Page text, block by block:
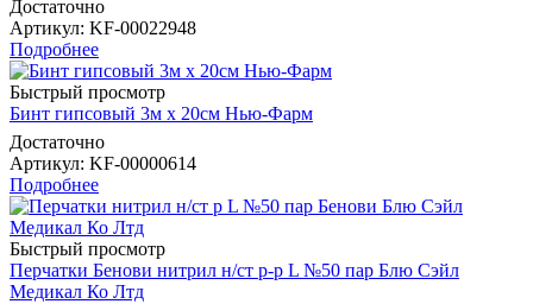
Достаточно
Артикул: KF-00022948
Подробнее
Быстрый просмотр
Бинт гипсовый 3м х 20см Нью-Фарм
Достаточно
Артикул: KF-00000614
Подробнее
Быстрый просмотр
Перчатки Бенови нитрил н/ст р-р L №50 пар Блю Сэйл
Медикал Ко Лтд